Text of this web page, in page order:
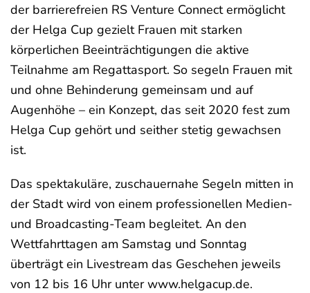
der barrierefreien RS Venture Connect ermöglicht
der Helga Cup gezielt Frauen mit starken
körperlichen Beeinträchtigungen die aktive
Teilnahme am Regattasport. So segeln Frauen mit
und ohne Behinderung gemeinsam und auf
Augenhöhe – ein Konzept, das seit 2020 fest zum
Helga Cup gehört und seither stetig gewachsen
ist.
Das spektakuläre, zuschauernahe Segeln mitten in
der Stadt wird von einem professionellen Medien-
und Broadcasting-Team begleitet. An den
Wettfahrttagen am Samstag und Sonntag
überträgt ein Livestream das Geschehen jeweils
von 12 bis 16 Uhr unter www.helgacup.de.